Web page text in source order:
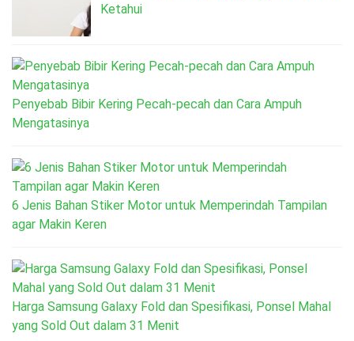
Ketahui
Penyebab Bibir Kering Pecah-pecah dan Cara Ampuh
Mengatasinya
6 Jenis Bahan Stiker Motor untuk Memperindah Tampilan
agar Makin Keren
Harga Samsung Galaxy Fold dan Spesifikasi, Ponsel Mahal
yang Sold Out dalam 31 Menit